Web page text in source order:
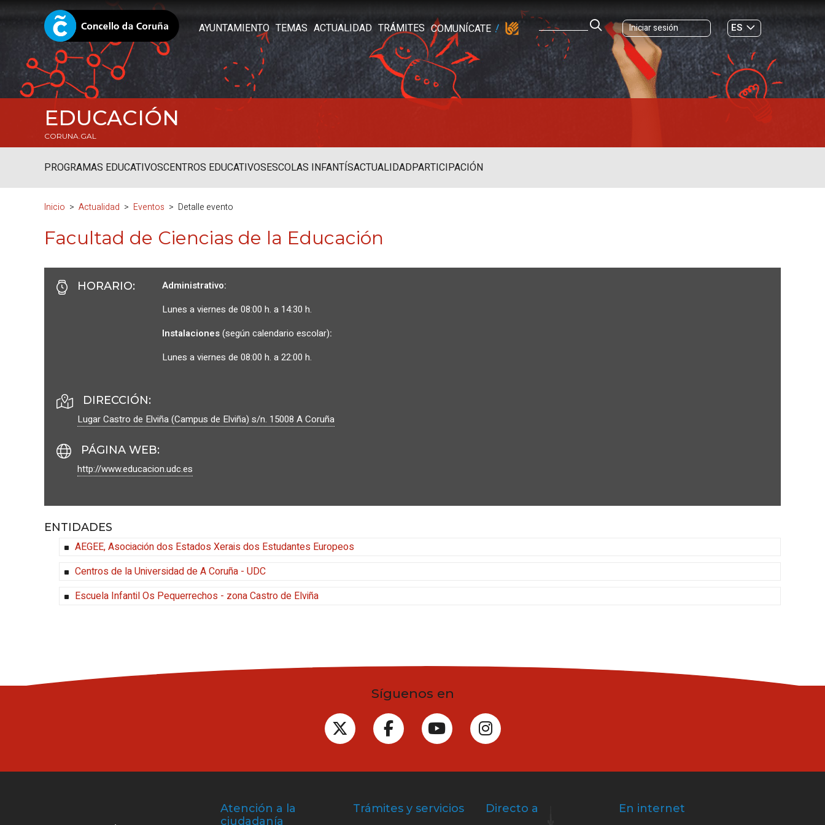
AYUNTAMIENTO TEMAS ACTUALIDAD TRÁMITES COMUNÍCATE Iniciar sesión
ES
GL
EDUCACIÓN
CORUNA.GAL
PROGRAMAS EDUCATIVOSCENTROS EDUCATIVOSESCOLAS INFANTÍSACTUALIDADPARTICIPACIÓN
Inicio Actualidad Eventos Detalle evento
Facultad de Ciencias de la Educación
HORARIO:
Administrativo:
Lunes a viernes de 08:00 h. a 14:30 h.
Instalaciones(según calendario escolar):
Lunes a viernes de 08:00 h. a 22:00 h.
DIRECCIÓN:
Lugar Castro de Elviña (Campus de Elviña) s/n. 15008 A Coruña
PÁGINA WEB:
http://www.educacion.udc.es
ENTIDADES
AEGEE, Asociación dos Estados Xerais dos Estudantes Europeos
Centros de la Universidad de A Coruña - UDC
Escuela Infantil Os Pequerrechos - zona Castro de Elviña
Síguenos en
Atención a la
ciudadanía
Trámites y servicios Directo a En internet